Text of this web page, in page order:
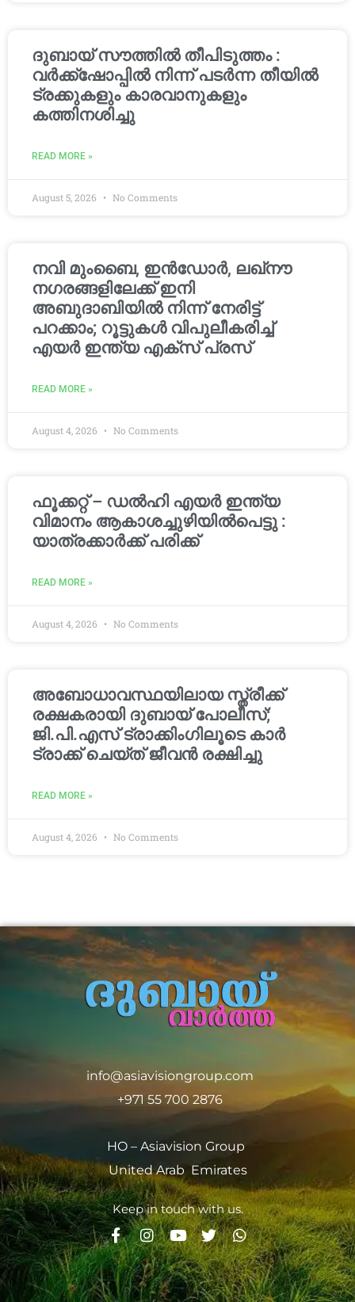
ദുബായ് സൗത്തിൽ തീപിടുത്തം :
വർക്ക്‌ഷോപ്പിൽ നിന്ന് പടർന്ന തീയിൽ
ട്രക്കുകളും കാരവാനുകളും
കത്തിനശിച്ചു
READ MORE »
August 5, 2026 No Comments
നവി മുംബൈ, ഇൻഡോർ, ലഖ്നൗ
നഗരങ്ങളിലേക്ക് ഇനി
അബുദാബിയിൽ നിന്ന് നേരിട്ട്
പറക്കാം; റൂട്ടുകൾ വിപുലീകരിച്ച്
എയർ ഇന്ത്യ എക്സ് പ്രസ്
READ MORE »
August 4, 2026 No Comments
ഫൂക്കറ്റ് – ഡൽഹി എയര്‍ ഇന്ത്യ
വിമാനം ആകാശച്ചുഴിയില്‍പെട്ടു :
യാത്രക്കാര്‍ക്ക് പരിക്ക്
READ MORE »
August 4, 2026 No Comments
അബോധാവസ്ഥയിലായ സ്ത്രീക്ക്
രക്ഷകരായി ദുബായ് പോലീസ്;
ജി.പി.എസ് ട്രാക്കിംഗിലൂടെ കാർ
ട്രാക്ക് ചെയ്ത് ജീവൻ രക്ഷിച്ചു
READ MORE »
August 4, 2026 No Comments
info@asiavisiongroup.com
+971 55 700 2876
HO – Asiavision Group
United Arab Emirates
Keep in touch with us.